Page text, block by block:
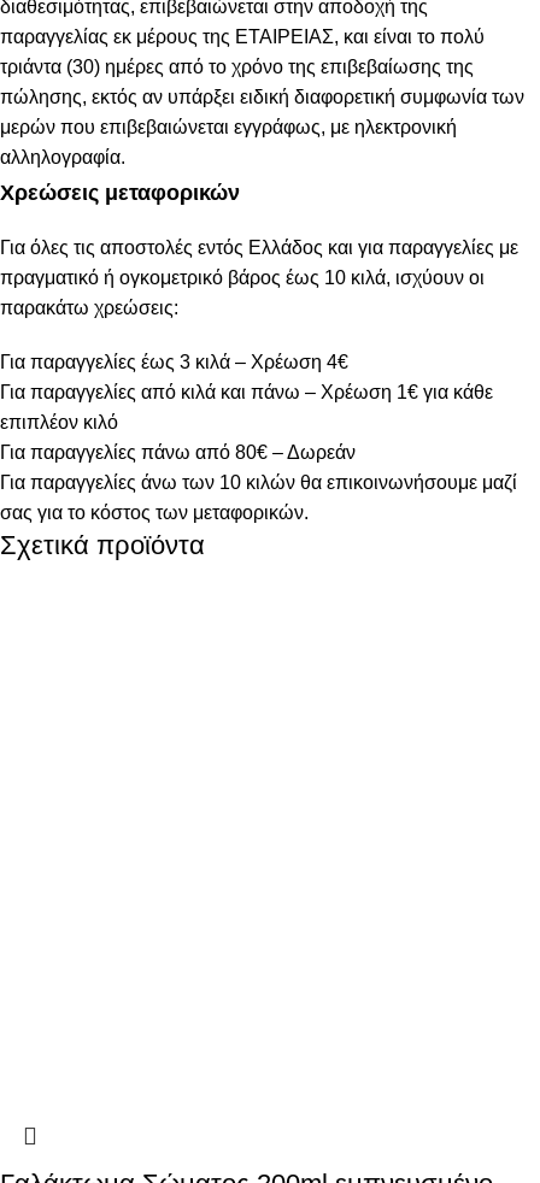
διαθεσιμότητας, επιβεβαιώνεται στην αποδοχή της
παραγγελίας εκ μέρους της ΕΤΑΙΡΕΙΑΣ, και είναι το πολύ
τριάντα (30) ημέρες από το χρόνο της επιβεβαίωσης της
πώλησης, εκτός αν υπάρξει ειδική διαφορετική συμφωνία των
μερών που επιβεβαιώνεται εγγράφως, με ηλεκτρονική
αλληλογραφία.
Χρεώσεις μεταφορικών
Για όλες τις αποστολές εντός Ελλάδος και για παραγγελίες με
πραγματικό ή ογκομετρικό βάρος έως 10 κιλά, ισχύουν οι
παρακάτω χρεώσεις:
Για παραγγελίες έως 3 κιλά – Χρέωση 4€
Για παραγγελίες από κιλά και πάνω – Χρέωση 1€ για κάθε
επιπλέον κιλό
Για παραγγελίες πάνω από 80€ – Δωρεάν
Για παραγγελίες άνω των 10 κιλών θα επικοινωνήσουμε μαζί
σας για το κόστος των μεταφορικών.
Σχετικά προϊόντα